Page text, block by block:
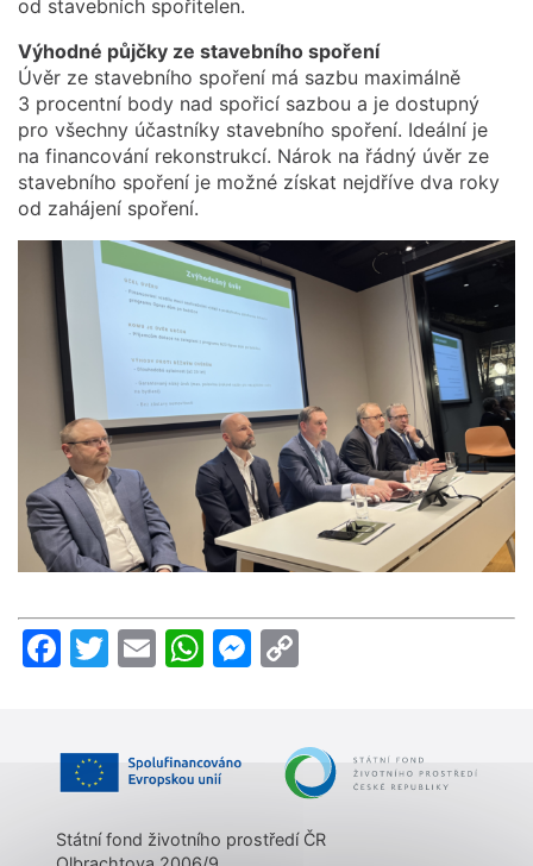
od stavebních spořitelen.
Výhodné půjčky ze stavebního spoření
Úvěr ze stavebního spoření má sazbu maximálně
3 procentní body nad spořicí sazbou a je dostupný
pro všechny účastníky stavebního spoření. Ideální je
na financování rekonstrukcí. Nárok na řádný úvěr ze
stavebního spoření je možné získat nejdříve dva roky
od zahájení spoření.
Facebook
Twitter
EmailWhatsApp
Messenger
Státní fond životního prostředí ČR